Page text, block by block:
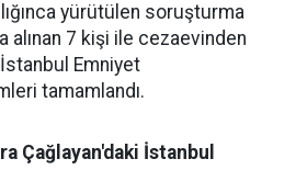
yürütülen soruşturma
alınan 7 kişi ile cezaevinden
Emniyet
tamamlandı.
Çağlayan'daki İstanbul